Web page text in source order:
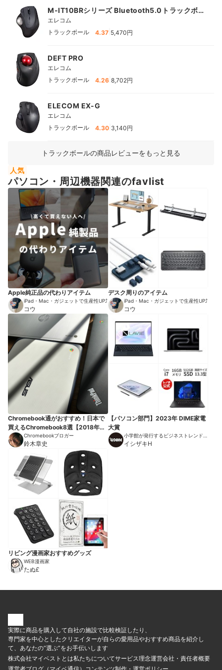
M-IT10BRシリーズ Bluetooth5.0トラックボー
ル "IST"5ボタン 人工ルビーモデル
エレコム
トラックボール
4.37 5,470円
DEFT PRO
エレコム
トラックボール
4.26 8,702円
ELECOM EX-G
エレコム
トラックボール
4.30 3,140円
トラックボールの商品レビューをもっと見る
人気
パソコン・周辺機器関連のfavlist
Apple純正品の代わりアイテム
iPad・Mac・ガジェットで生産性UP⤴︎
コウ
デスク周りのアイテム
iPad・Mac・ガジェットで生産性UP⤴︎
コウ
Chromebook通がおすすめ！日本で
買えるChromebook8選【2018年
版】
Chromebookブロガー
鈴木章史
【パソコン部門】2023年 DIME家電
大賞
小学館が発行するビジネストレンドマ
ガジン
イシザキH
リビング漫画家おすすめグッズ
WEB漫画家
たぬ£
実際に商品を購入して自社の施設で比較検証したり、
専門家を中心としたクリエイターが自らの愛用品やおすすめ商品を紹介し
て、あなたの“選ぶ”をお手伝いします
株式会社マイベストとは私たちについてサービス理念運営会社・責任者概要